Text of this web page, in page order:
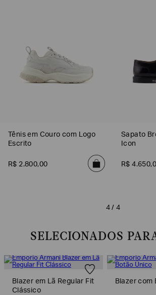
Tênis em Couro com Logo
Escrito
R$ 2.800,00
Sapato
Icon
R$ 4.650,
4 / 4
SELECIONADOS
Blazer em Lã Regular Fit
Clássico
Blazer com
todos
Giorgio
Exchange
Femininos
Masculinos